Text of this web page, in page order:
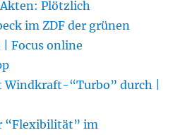
Plötzlich
im ZDF der grünen
Focus online
Windkraft-“Turbo” durch |
“Flexibilität” im